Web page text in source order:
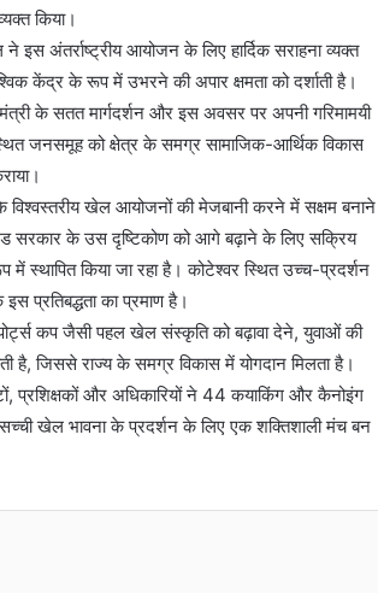
किया।
इस अंतर्राष्ट्रीय आयोजन के लिए हार्दिक सराहना व्यक्त
केंद्र के रूप में उभरने की अपार क्षमता को दर्शाती है।
के सतत मार्गदर्शन और इस अवसर पर अपनी गरिमामयी
जनसमूह को क्षेत्र के समग्र सामाजिक-आर्थिक विकास
विश्वस्तरीय खेल आयोजनों की मेजबानी करने में सक्षम बनाने
सरकार के उस दृष्टिकोण को आगे बढ़ाने के लिए सक्रिय
किया जा रहा है। कोटेश्वर स्थित उच्च-प्रदर्शन
प्रतिबद्धता का प्रमाण है।
कप जैसी पहल खेल संस्कृति को बढ़ावा देने, युवाओं की
है, जिससे राज्य के समग्र विकास में योगदान मिलता है।
प्रशिक्षकों और अधिकारियों ने 44 कयाकिंग और कैनोइंग
खेल भावना के प्रदर्शन के लिए एक शक्तिशाली मंच बन